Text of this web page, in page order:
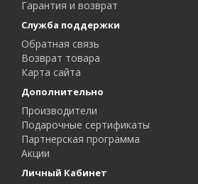
Гарантия и возврат
Служба поддержки
Обратная связь
Возврат товара
Карта сайта
Дополнительно
Производители
Подарочные сертификаты
Партнерская программа
Акции
Личный Кабинет